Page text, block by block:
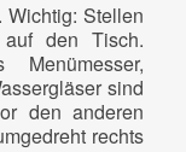
Stellen
den Tisch.
sind
den anderen
rechts